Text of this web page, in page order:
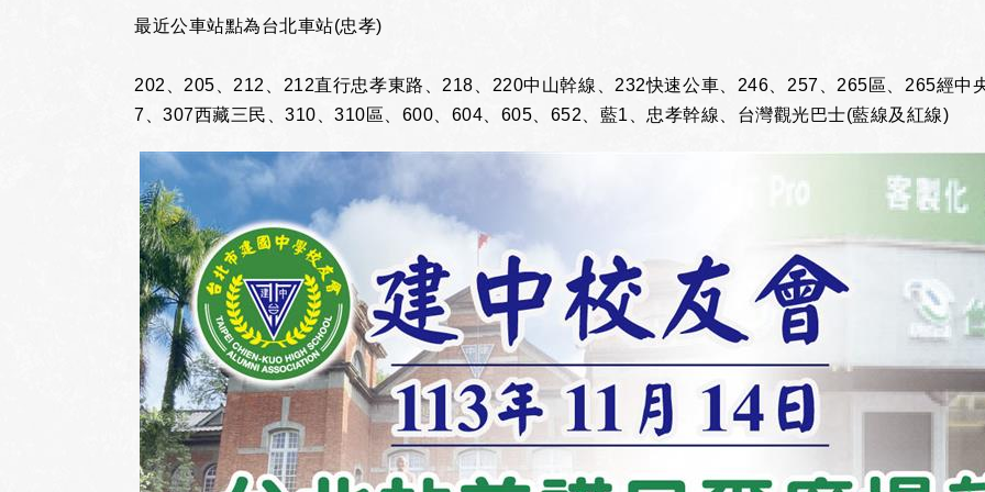
最近公車站點為台北車站(忠孝)
202、205、212、212直行忠孝東路、218、220中山幹線、232快速公車、246、257、265區、265經中
7、307西藏三民、310、310區、600、604、605、652、藍1、忠孝幹線、台灣觀光巴士(藍線及紅線)